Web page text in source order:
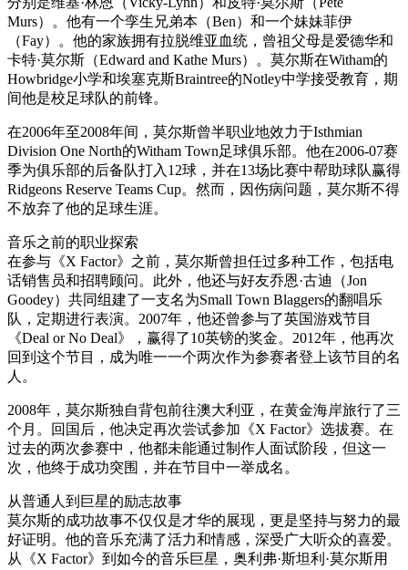
Murs）。他有一个孪生兄弟本（Ben）和一个妹妹菲伊
（Fay）。他的家族拥有拉脱维亚血统，曾祖父母是爱德华和
卡特·莫尔斯（Edward and Kathe Murs）。莫尔斯在Witham的
Howbridge小学和埃塞克斯Braintree的Notley中学接受教育，期
间他是校足球队的前锋。
在2006年至2008年间，莫尔斯曾半职业地效力于Isthmian
Division One North的Witham Town足球俱乐部。他在2006-07赛
季为俱乐部的后备队打入12球，并在13场比赛中帮助球队赢得
Ridgeons Reserve Teams Cup。然而，因伤病问题，莫尔斯不得
不放弃了他的足球生涯。
音乐之前的职业探索
在参与《X Factor》之前，莫尔斯曾担任过多种工作，包括电
话销售员和招聘顾问。此外，他还与好友乔恩·古迪（Jon
Goodey）共同组建了一支名为Small Town Blaggers的翻唱乐
队，定期进行表演。2007年，他还曾参与了英国游戏节目
《Deal or No Deal》，赢得了10英镑的奖金。2012年，他再次
回到这个节目，成为唯一一个两次作为参赛者登上该节目的名
人。
2008年，莫尔斯独自背包前往澳大利亚，在黄金海岸旅行了三
个月。回国后，他决定再次尝试参加《X Factor》选拔赛。在
过去的两次参赛中，他都未能通过制作人面试阶段，但这一
次，他终于成功突围，并在节目中一举成名。
从普通人到巨星的励志故事
莫尔斯的成功故事不仅仅是才华的展现，更是坚持与努力的最
好证明。他的音乐充满了活力和情感，深受广大听众的喜爱。
从《X Factor》到如今的音乐巨星，奥利弗·斯坦利·莫尔斯用